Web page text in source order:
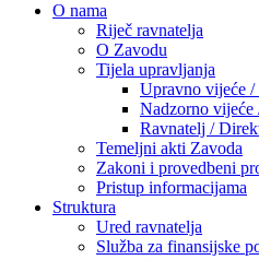
O nama
Riječ ravnatelja
O Zavodu
Tijela upravljanja
Upravno vijeće
Nadzorno
Ravnatelj /
Temeljni akti Zavoda
Zakoni i provedbeni
Pristup informacijama
Struktura
Ured ravnatelja
Služba za finansijske